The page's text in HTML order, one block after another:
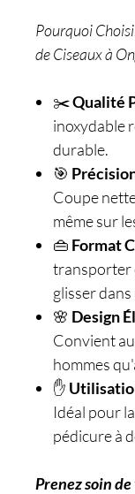
Pourquoi
de Ciseaux à
✂️Qualité
inoxydable
durable.
🎯
Coupe
même sur
👜 Format
transporter
glisser dans
🌸 Design
Convient
hommes
✋
Idéal pour
pédicure à
Prenez soin de